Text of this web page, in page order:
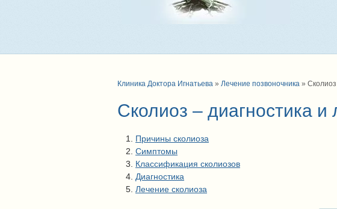
Клиника Доктора Игнатьева » Лечение позвоночника »
Сколиоз – диагностика и
Причины сколиоза
Симптомы
Классификация сколиозов
Диагностика
Лечение сколиоза